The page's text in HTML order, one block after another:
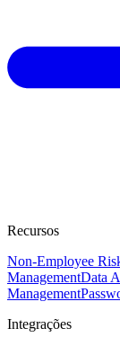
Recursos
Non-Employee
ManagementData
Management
Integrações